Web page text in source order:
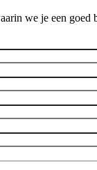
we je een